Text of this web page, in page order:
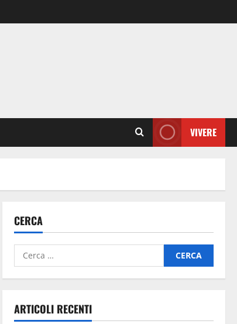
VIVERE
CERCA
ARTICOLI RECENTI